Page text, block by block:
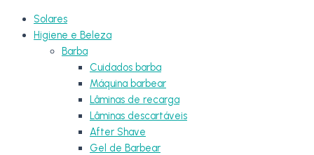
Solares
Higiene e Beleza
Barba
Cuidados barba
Máquina barbear
Lâminas de recarga
Lâminas descartáveis
After Shave
Gel de Barbear